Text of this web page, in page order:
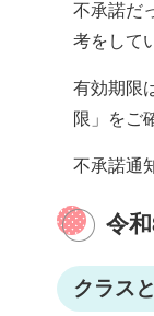
不承諾だ
考をして
有効期限
限」をご
不承諾通
令
クラス